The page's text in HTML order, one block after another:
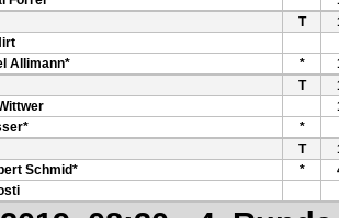
T
Allimann*
*
T
*
T
Schmid*
*